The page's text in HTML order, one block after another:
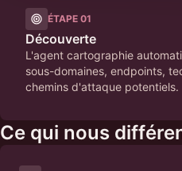
ÉTAPE 01
Découverte
L'agent cartographie
sous-domaines, endpoints,
chemins d'attaque potentiels.
Ce qui nous